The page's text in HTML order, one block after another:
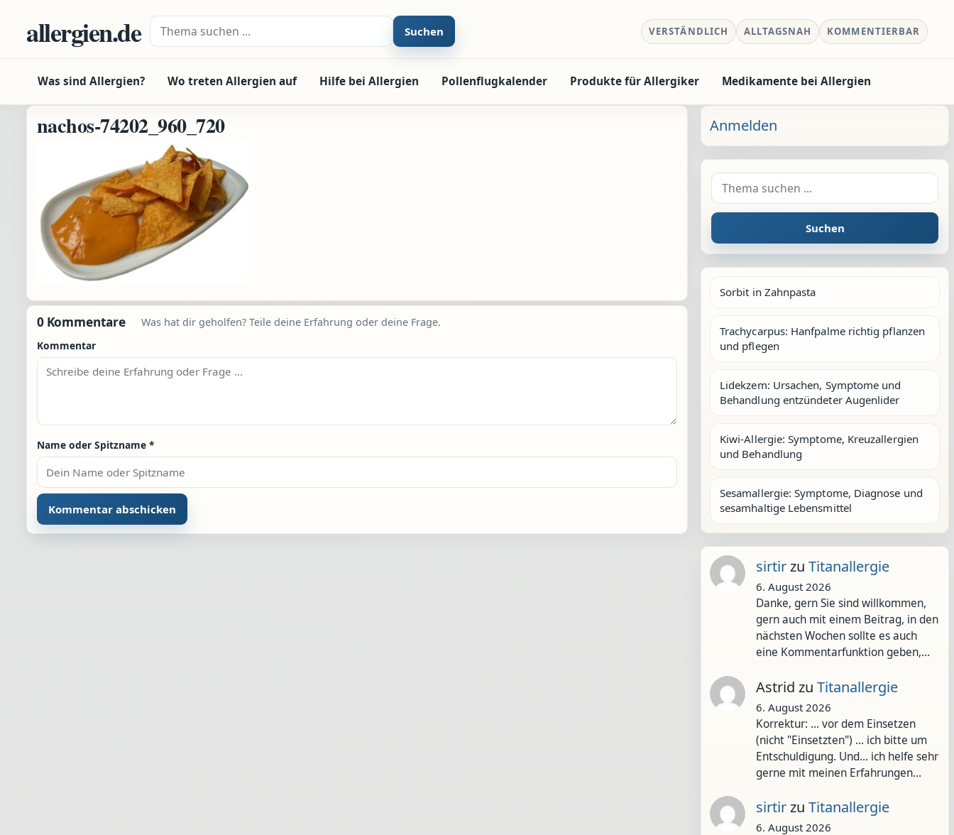
allergien.de Suche nach: Suchen VERSTÄNDLICH ALLTAGSNAH KOMMENTIERBAR
Was sind Allergien? Wo treten Allergien auf Hilfe bei Allergien Pollenflugkalender Produkte für Allergiker Medikamente bei Allergien
nachos-74202_960_720
0 Kommentare
Was hat dir geholfen? Teile deine Erfahrung oder deine Frage.
Kommentar
Name oder Spitzname *
Anmelden
Suche nach:
Suchen
Sorbit in Zahnpasta
Trachycarpus: Hanfpalme richtig pflanzen
und pflegen
Lidekzem: Ursachen, Symptome und
Behandlung entzündeter Augenlider
Kiwi-Allergie: Symptome, Kreuzallergien
und Behandlung
Sesamallergie: Symptome, Diagnose und
sesamhaltige Lebensmittel
sirtirzu Titanallergie
6. August 2026
Danke, gern Sie sind willkommen,
gern auch mit einem Beitrag, in den
nächsten Wochen sollte es auch
eine Kommentarfunktion geben,…
Astrid zu Titanallergie
6. August 2026
Korrektur: ... vor dem Einsetzen
(nicht "Einsetzten") ... ich bitte um
Entschuldigung. Und... ich helfe sehr
gerne mit meinen Erfahrungen…
sirtirzu Titanallergie
6. August 2026